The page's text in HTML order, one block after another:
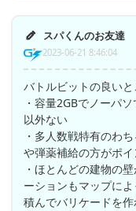
スパくんのお友達
2023-06-21 8:46:04
バトルビットの良いと
・容量2GBでノーパ
以外ない
・多人数戦特有のわ
や弾薬補給の方がポ
・ほとんどの建物の
ーションもマップに
積んでバリケードを作